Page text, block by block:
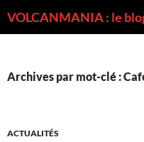
Archives par mot-clé :
ACTUALITÉS